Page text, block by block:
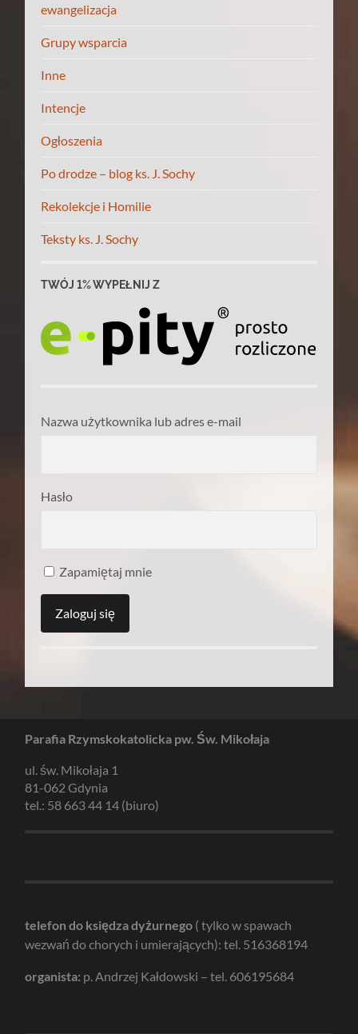
ewangelizacja
Grupy wsparcia
Inne
Intencje
Ogłoszenia
Po drodze – blog ks. J. Sochy
Rekolekcje i Homilie
Teksty ks. J. Sochy
TWÓJ 1% WYPEŁNIJ Z
Nazwa użytkownika lub adres e-mail
Hasło
Zapamiętaj mnie
Parafia Rzymskokatolicka pw. Św. Mikołaja
ul. św. Mikołaja 1
81-062 Gdynia
tel.: 58 663 44 14 (biuro)
telefon do księdza dyżurnego ( tylko w spawach
wezwań do chorych i umierających): tel. 516368194
organista: p. Andrzej Kałdowski – tel. 606195684